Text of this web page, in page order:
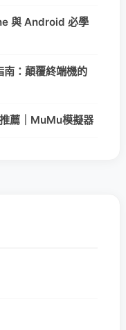
與 Android 必學
：顛覆終端機的
薦｜MuMu模擬器